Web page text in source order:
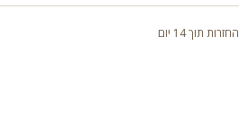
החזרות תוך 14 יום